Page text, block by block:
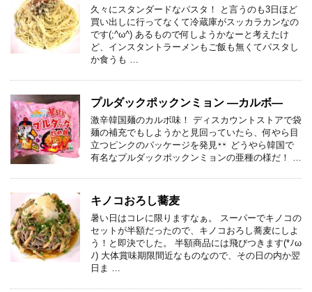
久々にスタンダードなパスタ！ と言うのも3日ほど
買い出しに行ってなくて冷蔵庫がスッカラカンなの
です(;^ω^) あるもので何しようかなーと考えたけ
ど、インスタントラーメンもご飯も無くてパスタし
か食うも …
プルダックポックンミョン ―カルボ―
激辛韓国麺のカルボ味！ ディスカウントストアで袋
麺の補充でもしようかと見回っていたら、何やら目
立つピンクのパッケージを発見
どうやら韓国で
有名なプルダックポックンミョンの亜種の様だ！ …
キノコおろし蕎麦
暑い日はコレに限りますなぁ。 スーパーでキノコの
セットが半額だったので、キノコおろし蕎麦にしよ
う！と即決でした。 半額商品には飛びつきます(*ﾉω
ﾉ) 大体賞味期限間近なものなので、その日の内か翌
日ま …